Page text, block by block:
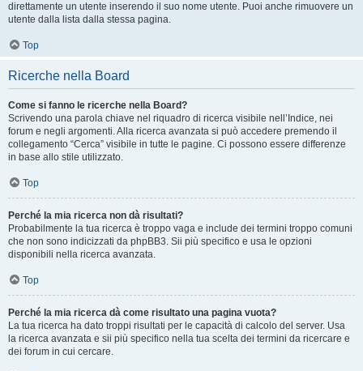
direttamente un utente inserendo il suo nome utente. Puoi anche rimuovere un
utente dalla lista dalla stessa pagina.
Top
Ricerche nella Board
Come si fanno le ricerche nella Board?
Scrivendo una parola chiave nel riquadro di ricerca visibile nell’Indice, nei
forum e negli argomenti. Alla ricerca avanzata si può accedere premendo il
collegamento “Cerca” visibile in tutte le pagine. Ci possono essere differenze
in base allo stile utilizzato.
Top
Perché la mia ricerca non dà risultati?
Probabilmente la tua ricerca è troppo vaga e include dei termini troppo comuni
che non sono indicizzati da phpBB3. Sii più specifico e usa le opzioni
disponibili nella ricerca avanzata.
Top
Perché la mia ricerca dà come risultato una pagina vuota?
La tua ricerca ha dato troppi risultati per le capacità di calcolo del server. Usa
la ricerca avanzata e sii più specifico nella tua scelta dei termini da ricercare e
dei forum in cui cercare.